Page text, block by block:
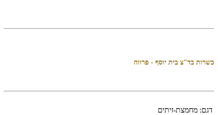
כשרות בד"צ בית יוסף - פרווה
דגם: מחמצת-זיתים